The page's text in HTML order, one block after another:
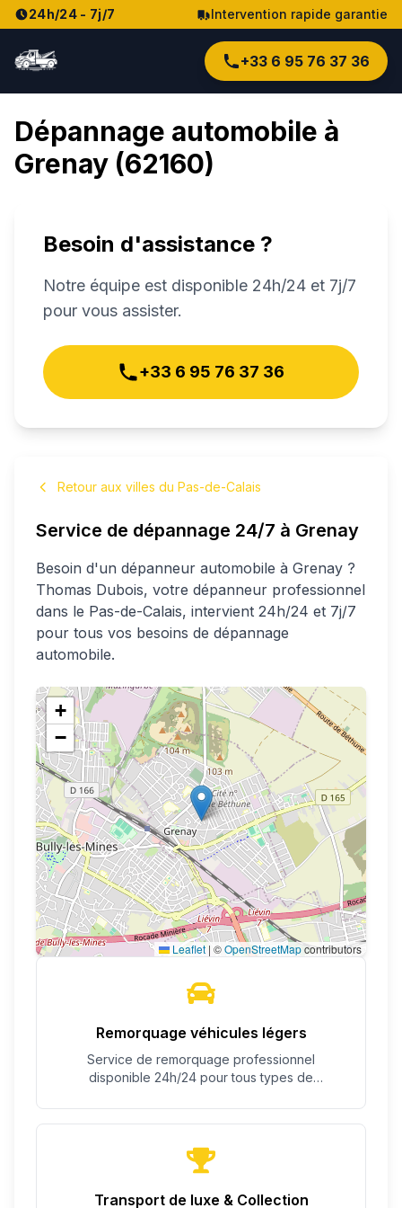
24h/24 - 7j/7 Intervention rapide garantie
+33 6 95 76 37 36
Dépannage automobile à
Grenay (62160)
Besoin d'assistance ?
Notre équipe est disponible 24h/24 et 7j/7
pour vous assister.
+33 6 95 76 37 36
Retour aux villes du Pas-de-Calais
Service de dépannage 24/7 à Grenay
Besoin d'un dépanneur automobile à Grenay ?
Thomas Dubois, votre dépanneur professionnel
dans le Pas-de-Calais, intervient 24h/24 et 7j/7
pour tous vos besoins de dépannage
automobile.
+
−
Leaflet | ©OpenStreetMapcontributors
Remorquage véhicules légers
Service de remorquage professionnel
disponible 24h/24 pour tous types de
Transport de luxe & Collection